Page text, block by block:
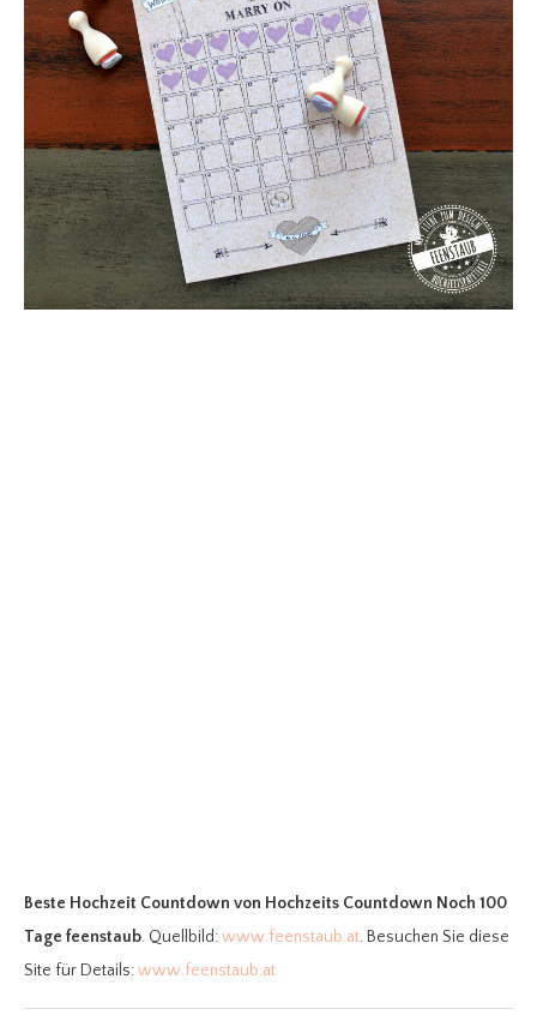
Beste Hochzeit Countdown von Hochzeits Countdown Noch 100
Tage feenstaub. Quellbild:www.feenstaub.at. Besuchen Sie diese
Site für Details:www.feenstaub.at